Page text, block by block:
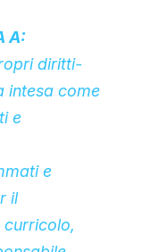
A:
diritti-
intesa come
e
e
il